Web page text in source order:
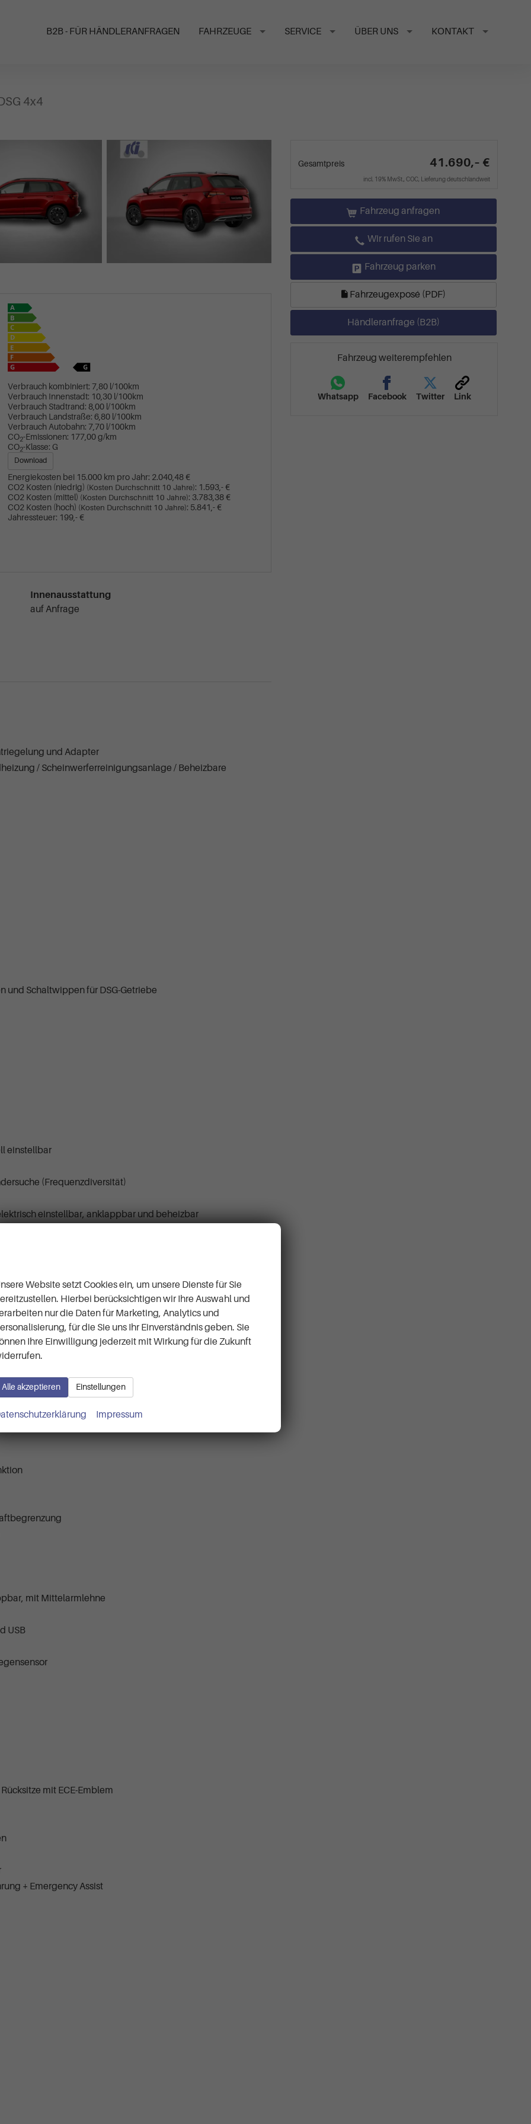
B2B - FÜR HÄNDLERANFRAGEN FAHRZEUGE SERVICE ÜBER UNS KONTAKT
4x4
Gesamtpreis 41.690,– €
incl. 19% MwSt., COC, Lieferung deutschlandweit
Fahrzeug anfragen
Wir rufen Sie an
Fahrzeug parken
Fahrzeugexposé (PDF)
Händleranfrage (B2B)
Fahrzeug weiterempfehlen
Whatsapp Facebook Twitter Link
Verbrauch kombiniert: 7,80 l/100km
Verbrauch Innenstadt: 10,30 l/100km
Verbrauch Stadtrand: 8,00 l/100km
Verbrauch Landstraße: 6,80 l/100km
Verbrauch Autobahn: 7,70 l/100km
CO2-Emissionen: 177,00 g/km
CO2-Klasse: G
Download
Energiekosten bei 15.000 km pro Jahr: 2.040,48 €
CO2 Kosten (niedrig) (Kosten Durchschnitt 10 Jahre): 1.593,- €
CO2 Kosten (mittel) (Kosten Durchschnitt 10 Jahre): 3.783,38 €
CO2 Kosten (hoch) (Kosten Durchschnitt 10 Jahre): 5.841,- €
Jahressteuer: 199,- €
Innenausstattung
auf Anfrage
und Adapter
/ Scheinwerferreinigungsanlage / Beheizbare
und Schaltwippen für DSG-Getriebe
einstellbar
(Frequenzdiversität)
einstellbar, anklappbar und beheizbar
Fahrer und Beifahrer
Mobiltelefon
mit Mittelarmlehne
USB
mit ECE-Emblem
+ Emergency Assist
Website setzt Cookies ein, um unsere Dienste für Sie
Hierbei berücksichtigen wir Ihre Auswahl und
nur die Daten für Marketing, Analytics und
für die Sie uns Ihr Einverständnis geben. Sie
Ihre Einwilligung jederzeit mit Wirkung für die Zukunft
Alle akzeptieren Einstellungen
Impressum